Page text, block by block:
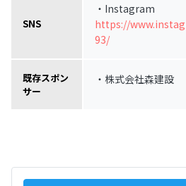
SNS
・Instagram
https://
93/
既存スポン
サー
・株式会社森建設